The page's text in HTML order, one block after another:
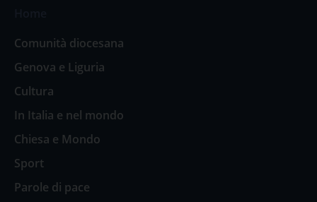
Comunità diocesana
Genova e Liguria
Cultura
In Italia e nel mondo
Chiesa e Mondo
Sport
Parole di pace